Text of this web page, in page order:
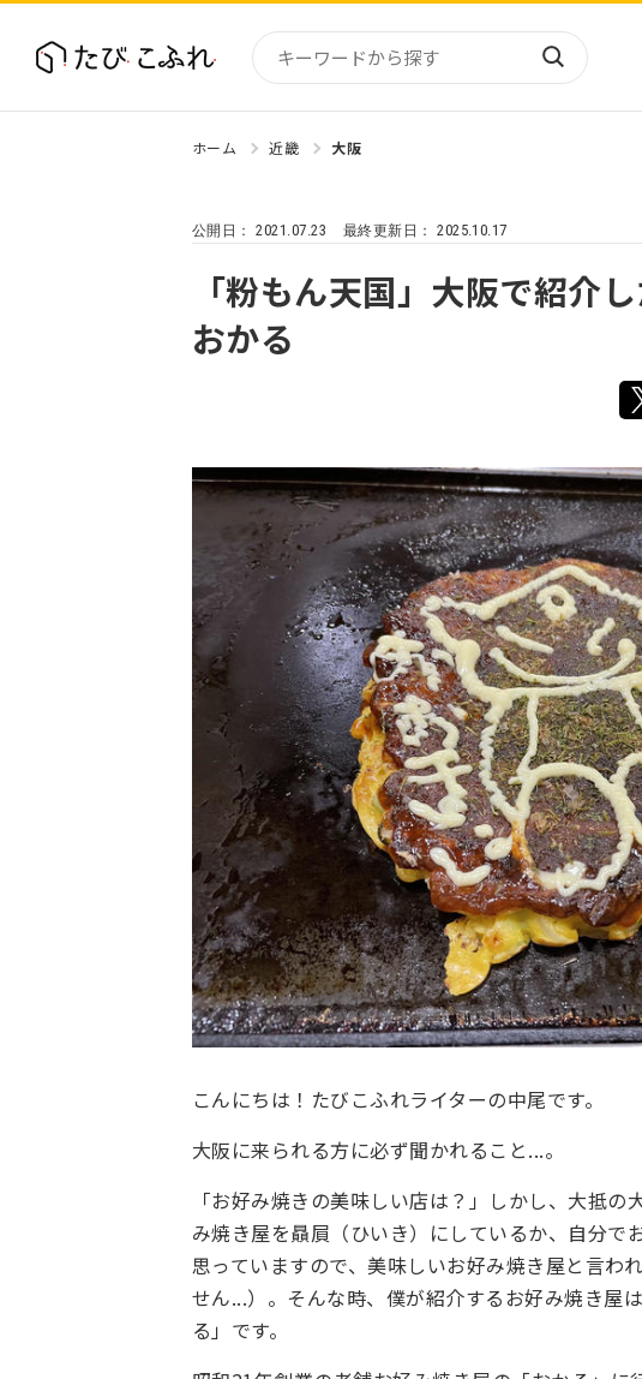
東北
関東
中部・北陸
四国
九州
沖縄
ホーム 近畿 大阪
公開日：2021.07.23 最終更新日：2025.10.17
「粉もん天国」大阪で紹介
おかる
こんにちは！たびこふれライターの中尾です。
大阪に来られる方に必ず聞かれること...。
「お好み焼きの美味しい店は？」しかし、大抵
み焼き屋を贔屓（ひいき）にしているか、自分で
思っていますので、美味しいお好み焼き屋と言わ
せん...）。そんな時、僕が紹介するお好み焼き屋
る」です。